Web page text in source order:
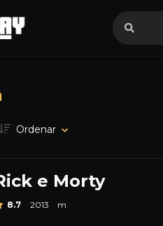
Ordenar
e Morty
8.7 2013 m